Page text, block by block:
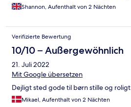
Shannon, Aufenthalt von 2 Nächten
Verifizierte Bewertung
10/10 – Außergewöhnlich
21. Juli 2022
Mit Google übersetzen
Dejligt sted gode til børn stille og roligt
Mikael, Aufenthalt von 2 Nächten